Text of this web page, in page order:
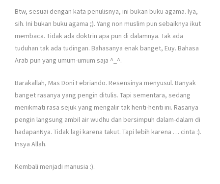
Btw, sesuai dengan kata penulisnya, ini bukan buku agama. Iya,
sih. Ini bukan buku agama ;). Yang non muslim pun sebaiknya ikut
membaca. Tidak ada doktrin apa pun di dalamnya. Tak ada
tuduhan tak ada tudingan. Bahasanya enak banget, Euy. Bahasa
Arab pun yang umum-umum saja ^_^.
Barakallah, Mas Doni Febriando. Resensinya menyusul. Banyak
banget rasanya yang pengin ditulis. Tapi sementara, sedang
menikmati rasa sejuk yang mengalir tak henti-henti ini. Rasanya
pengin langsung ambil air wudhu dan bersimpuh dalam-dalam di
hadapanNya. Tidak lagi karena takut. Tapi lebih karena … cinta :).
Insya Allah.
Kembali menjadi manusia :).